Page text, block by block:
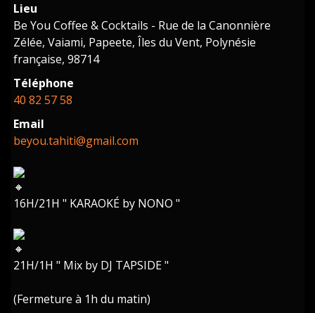
Lieu
Be You Coffee & Cocktails - Rue de la Canonnière
Zélée, Vaiami, Papeete, Îles du Vent, Polynésie
française, 98714
Téléphone
40 82 57 58
Email
beyou.tahiti@gmail.com
16H/21H " KARAOKÉ by NONO "
21H/1H " Mix by DJ TAPSIDE "
(Fermeture à 1h du matin)